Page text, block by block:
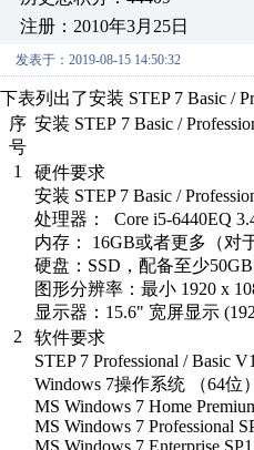
注册：2010年3月25日
发表于：2019-08-15 14:50:32
下表列出了安装 STEP 7 Basic /
序
号
安装 STEP 7 Basic /
1
硬件要求
安装 STEP 7 Basic /
处理器： Core i5-6440EQ
内存： 16GB或者更多（对
硬盘：SSD，配备至少
图形分辨率：最小 1920 x
显示器：15.6" 宽屏显示
2
软件要求
STEP 7 Professional / Basic
Windows 7操作系统 （64位）
MS Windows 7 Home
MS Windows 7 Professional
MS Windows 7 Enterprise SP1